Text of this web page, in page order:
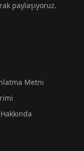
paylaşıyoruz.
Metni